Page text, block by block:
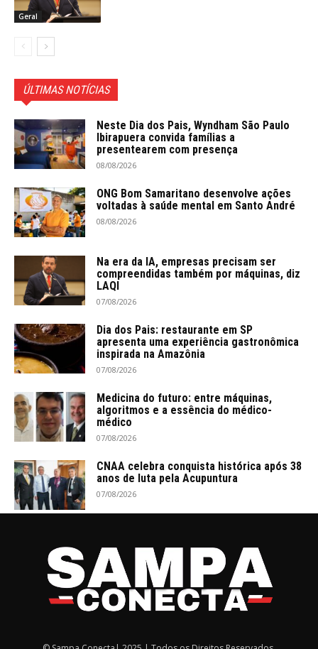
Geral
ÚLTIMAS NOTÍCIAS
Neste Dia dos Pais, Wyndham São Paulo
Ibirapuera convida famílias a
presentearem com presença
08/08/2026
ONG Bom Samaritano desenvolve ações
voltadas à saúde mental em Santo André
08/08/2026
Na era da IA, empresas precisam ser
compreendidas também por máquinas, diz
LAQI
07/08/2026
Dia dos Pais: restaurante em SP
apresenta uma experiência gastronômica
inspirada na Amazônia
07/08/2026
Medicina do futuro: entre máquinas,
algoritmos e a essência do médico-
médico
07/08/2026
CNAA celebra conquista histórica após 38
anos de luta pela Acupuntura
07/08/2026